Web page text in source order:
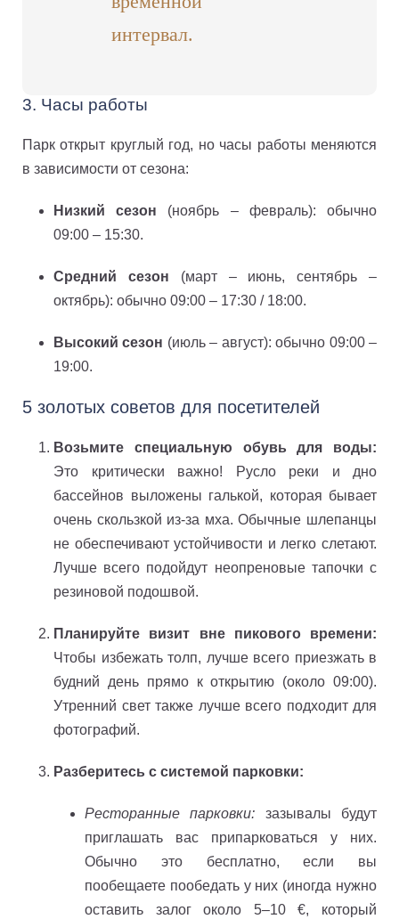
интервал.
3. Часы работы
Парк открыт круглый год, но часы работы меняются
в зависимости от сезона:
Низкий сезон (ноябрь – февраль): обычно
09:00 – 15:30.
Средний сезон (март – июнь, сентябрь –
октябрь): обычно 09:00 – 17:30 / 18:00.
Высокий сезон (июль – август): обычно 09:00 –
19:00.
5 золотых советов для посетителей
Возьмите специальную обувь для воды:
Это критически важно! Русло реки и дно
бассейнов выложены галькой, которая бывает
очень скользкой из-за мха. Обычные шлепанцы
не обеспечивают устойчивости и легко слетают.
Лучше всего подойдут неопреновые тапочки с
резиновой подошвой.
Планируйте визит вне пикового времени:
Чтобы избежать толп, лучше всего приезжать в
будний день прямо к открытию (около 09:00).
Утренний свет также лучше всего подходит для
фотографий.
Разберитесь с системой парковки:
Ресторанные парковки: зазывалы будут
приглашать вас припарковаться у них.
Обычно это бесплатно, если вы
пообещаете пообедать у них (иногда нужно
оставить залог около 5–10 €, который